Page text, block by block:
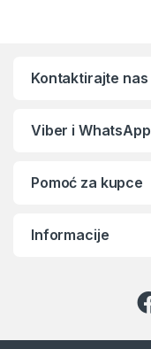
Kontaktirajte nas
Viber i WhatsApp
Pomoć za kupce
Informacije